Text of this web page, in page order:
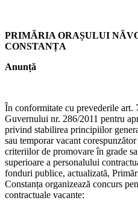
PRIMĂRIA ORAȘULUI
CONSTANȚA
Anunță
În conformitate cu prevederile art.
Guvernului nr. 286/2011 pentru
privind stabilirea principiilor
sau temporar vacant
criteriilor de promovare în grade
superioare a personalului
fonduri publice, actualizată,
Constanța organizează concurs
contractuale vacante: